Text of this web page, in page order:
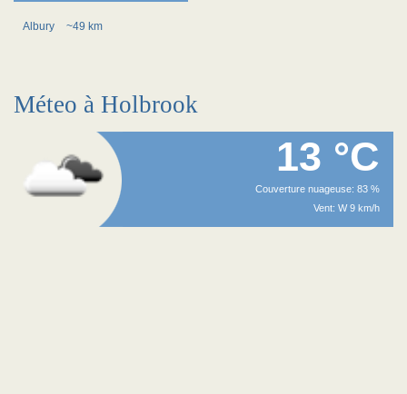
Albury ~49 km
Méteo à Holbrook
13 °C
Couverture nuageuse: 83 %
Vent: W 9 km/h